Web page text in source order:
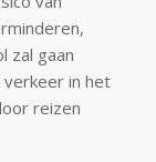
zal gaan
verkeer in het
reizen